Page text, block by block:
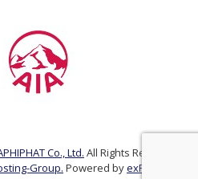
Co., Ltd. All Rights Reserved.
Group. Powered byexPub.Net